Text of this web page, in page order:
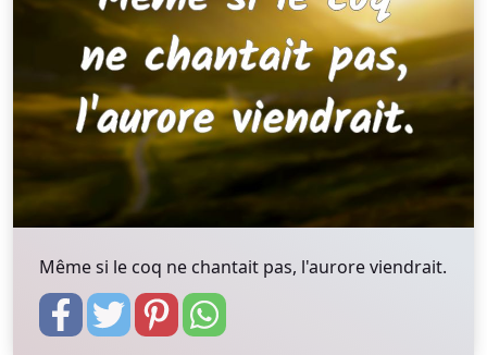
Même si le coq ne chantait pas, l'aurore viendrait.